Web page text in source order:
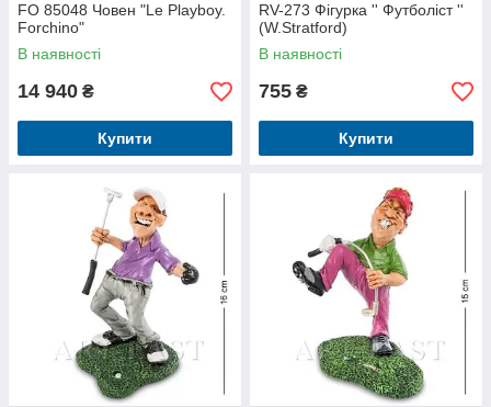
FO 85048 Човен "Le Playboy.
Forchino"
В наявності
14 940 ₴
Купити
RV-273 Фігурка '' Футболіст ''
(W.Stratford)
В наявності
755 ₴
Купити